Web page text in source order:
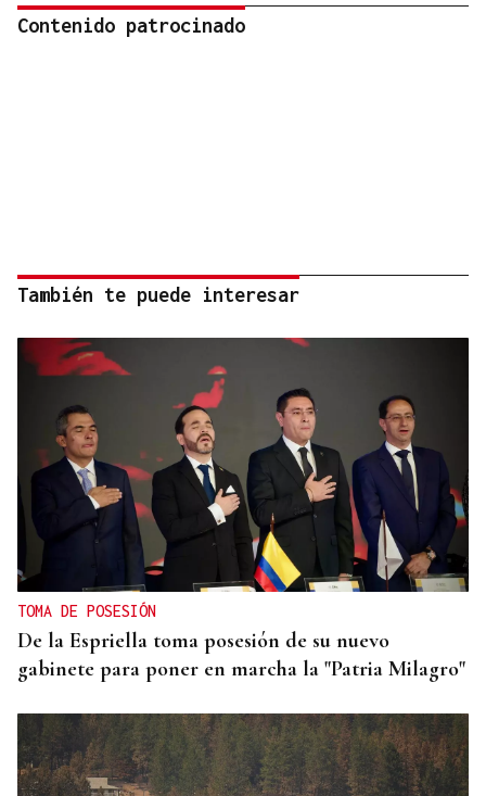
Contenido patrocinado
También te puede interesar
TOMA DE POSESIÓN
De la Espriella toma posesión de su nuevo
gabinete para poner en marcha la "Patria Milagro"